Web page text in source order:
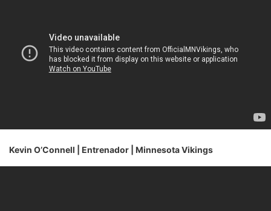
Kevin O’Connell | Entrenador | Minnesota Vikings